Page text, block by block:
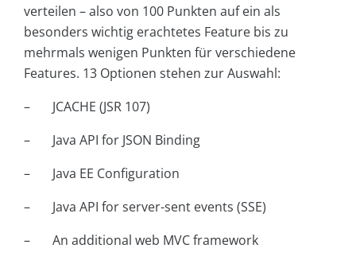
verteilen – also von 100 Punkten auf ein als
besonders wichtig erachtetes Feature bis zu
mehrmals wenigen Punkten für verschiedene
Features. 13 Optionen stehen zur Auswahl:
– JCACHE (JSR 107)
– Java API for JSON Binding
– Java EE Configuration
– Java API for server-sent events (SSE)
– An additional web MVC framework